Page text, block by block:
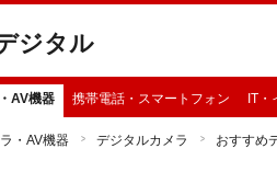
ジタル
AV機器 携帯電話・スマートフォン IT・
・AV機器 デジタルカメラ おすすめ